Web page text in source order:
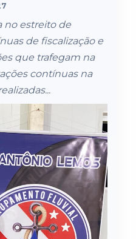
no estreito de
de fiscalização e
que trafegam na
contínuas na